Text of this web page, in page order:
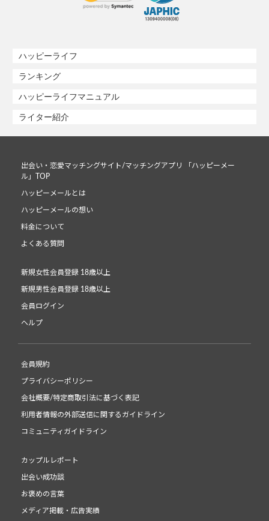
ハッピーライフ
ランキング
ハッピーライフマニュアル
ライター紹介
出会い・恋愛マッチングサイト/マッチングアプリ 「ハッピーメー
ル」TOP
ハッピーメールとは
ハッピーメールの想い
料金について
よくある質問
新規女性会員登録 18歳以上
新規男性会員登録 18歳以上
会員ログイン
ヘルプ
会員規約
プライバシーポリシー
会社概要/特定商取引法に基づく表記
利用者情報の外部送信に関するガイドライン
コミュニティガイドライン
カップルレポート
出会い成功談
お褒めの言葉
メディア掲載・広告実績